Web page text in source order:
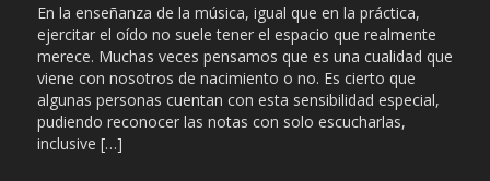
En la enseñanza de la música, igual que en la práctica,
ejercitar el oído no suele tener el espacio que realmente
merece. Muchas veces pensamos que es una cualidad que
viene con nosotros de nacimiento o no. Es cierto que
algunas personas cuentan con esta sensibilidad especial,
pudiendo reconocer las notas con solo escucharlas,
inclusive […]